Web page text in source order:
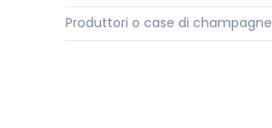
Produttori o case di champagne